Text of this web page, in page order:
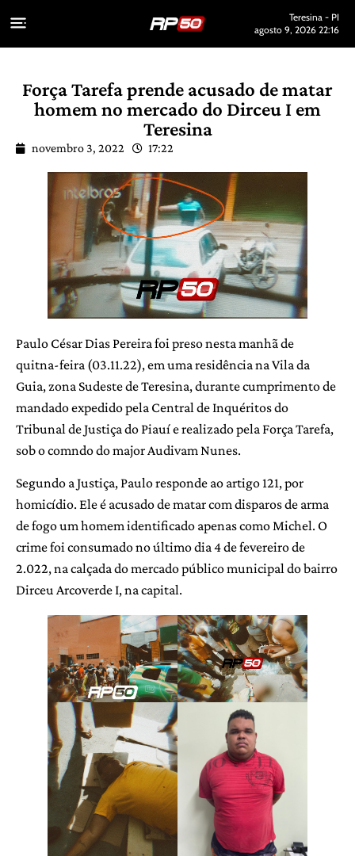
Teresina - PI
agosto 9, 2026 22:16
Força Tarefa prende acusado de matar
homem no mercado do Dirceu I em
Teresina
novembro 3, 2022 17:22
Paulo César Dias Pereira foi preso nesta manhã de
quitna-feira (03.11.22), em uma residência na Vila da
Guia, zona Sudeste de Teresina, durante cumprimento de
mandado expedido pela Central de Inquéritos do
Tribunal de Justiça do Piauí e realizado pela Força Tarefa,
sob o comndo do major Audivam Nunes.
Segundo a Justiça, Paulo responde ao artigo 121, por
homicídio. Ele é acusado de matar com disparos de arma
de fogo um homem identificado apenas como Michel. O
crime foi consumado no último dia 4 de fevereiro de
2.022, na calçada do mercado público municipal do bairro
Dirceu Arcoverde I, na capital.